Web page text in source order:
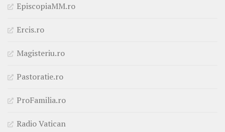
EpiscopiaMM.ro
Ercis.ro
Magisteriu.ro
Pastoratie.ro
ProFamilia.ro
Radio Vatican